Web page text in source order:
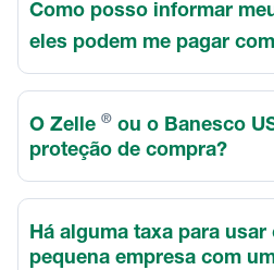
Como posso informar
eles podem me pagar
O Zelle ® ou o Banesco
proteção de compra?
Há alguma taxa para usar
pequena empresa com